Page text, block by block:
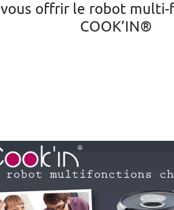
vous offrir le robot multi-
COOK’IN®